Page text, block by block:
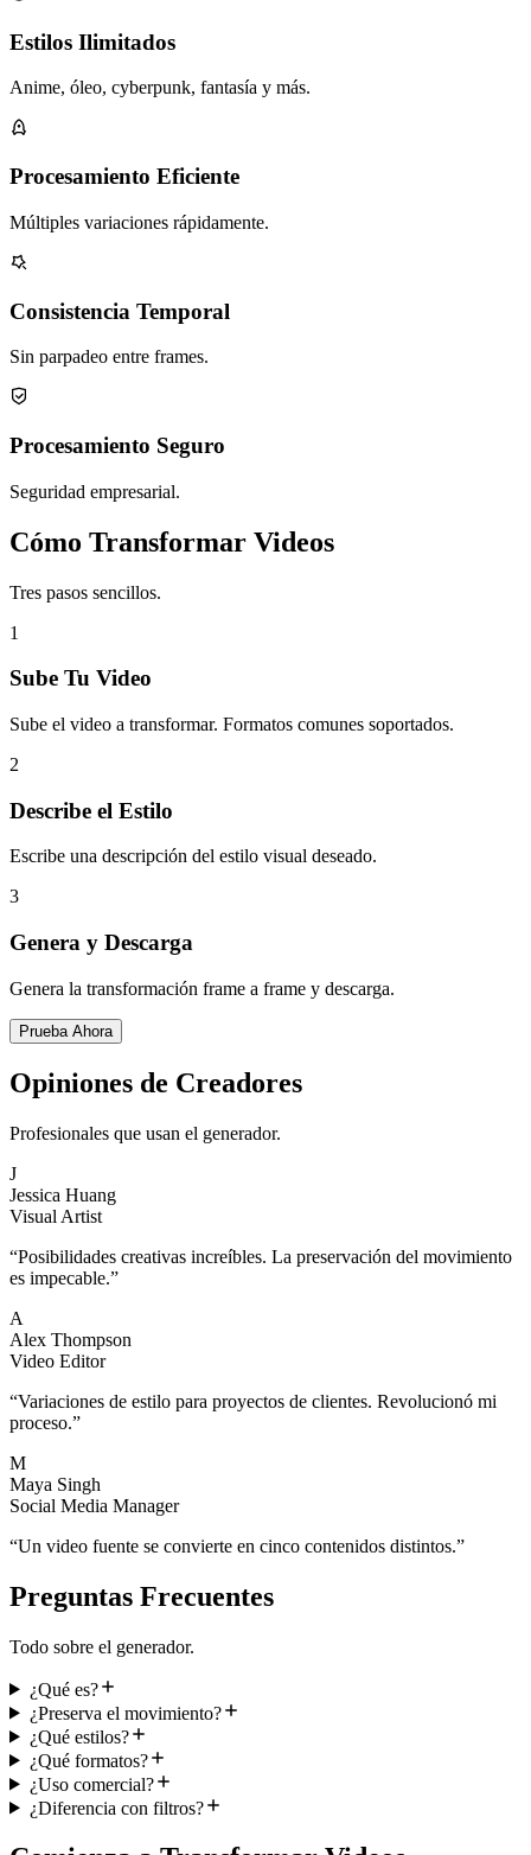
Estilos Ilimitados
Anime, óleo, cyberpunk, fantasía y más.
Procesamiento Eficiente
Múltiples variaciones rápidamente.
Consistencia Temporal
Sin parpadeo entre frames.
Procesamiento Seguro
Seguridad empresarial.
Cómo Transformar Videos
Tres pasos sencillos.
1
Sube Tu Video
Sube el video a transformar. Formatos comunes soportados.
2
Describe el Estilo
Escribe una descripción del estilo visual deseado.
3
Genera y Descarga
Genera la transformación frame a frame y descarga.
Prueba Ahora
Opiniones de Creadores
Profesionales que usan el generador.
J
Jessica Huang
Visual Artist
“Posibilidades creativas increíbles. La preservación del movimiento
es impecable.”
A
Alex Thompson
Video Editor
“Variaciones de estilo para proyectos de clientes. Revolucionó mi
proceso.”
M
Maya Singh
Social Media Manager
“Un video fuente se convierte en cinco contenidos distintos.”
Preguntas Frecuentes
Todo sobre el generador.
¿Qué es?
¿Preserva el movimiento?
¿Qué estilos?
¿Qué formatos?
¿Uso comercial?
¿Diferencia con filtros?